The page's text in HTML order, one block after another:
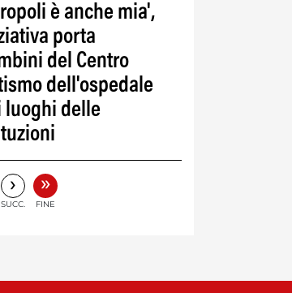
è anche mia',
porta
del Centro
dell'ospedale
luoghi delle
›
SUCC.
»
FINE